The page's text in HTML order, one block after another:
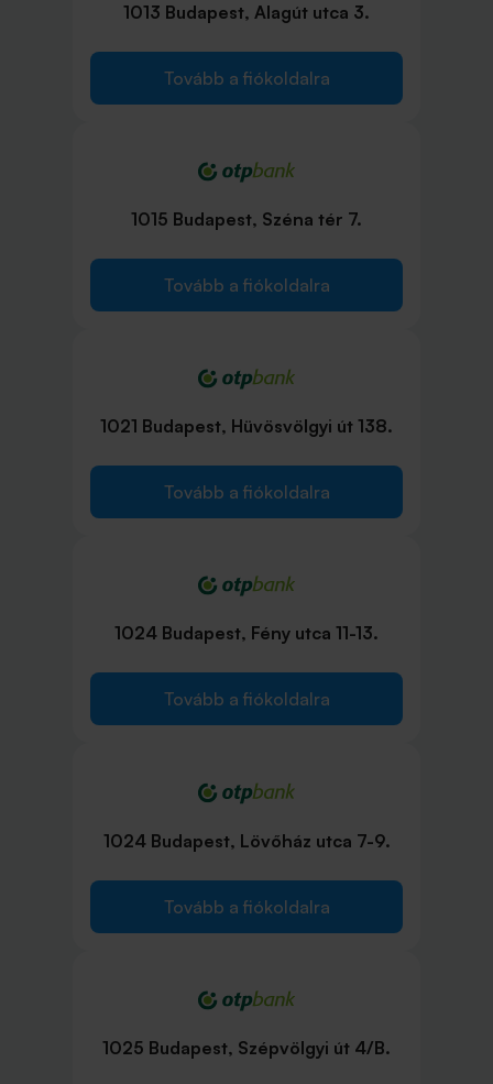
1013 Budapest, Alagút utca 3.
Tovább a fiókoldalra
1015 Budapest, Széna tér 7.
Tovább a fiókoldalra
1021 Budapest, Hüvösvölgyi út 138.
Tovább a fiókoldalra
1024 Budapest, Fény utca 11-13.
Tovább a fiókoldalra
1024 Budapest, Lövőház utca 7-9.
Tovább a fiókoldalra
1025 Budapest, Szépvölgyi út 4/B.